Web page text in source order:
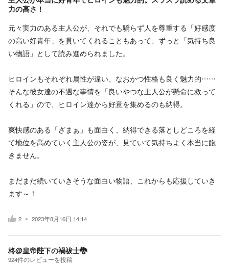
力の高さ！
元々実力のある主人公が、それでも驕らず人を尊重する「好感度
の高い好青年」を貫いてくれることもあって、ずっと「気持ち良
い物語」として読み進められました。
ヒロインもそれぞれ属性が違い、なおかつ性格も良く魅力的……
そんな彼女達の不遇な事情を「良いやつな主人公が懸命に救って
くれる」ので、ヒロイン達から好意を集めるのも納得。
爽快感のある「ざまぁ」も面白く、納得できる落としどころを経
て地位を高めていく主人公の姿が、見ていて気持ちよく本当に飽
きません。
まだまだ続いていきそうな面白い物語、これからも応援していき
ます～！
2 2023年8月16日 14:14
柊@皇帝陛下の禍祓士🐉
924件のレビューを投稿